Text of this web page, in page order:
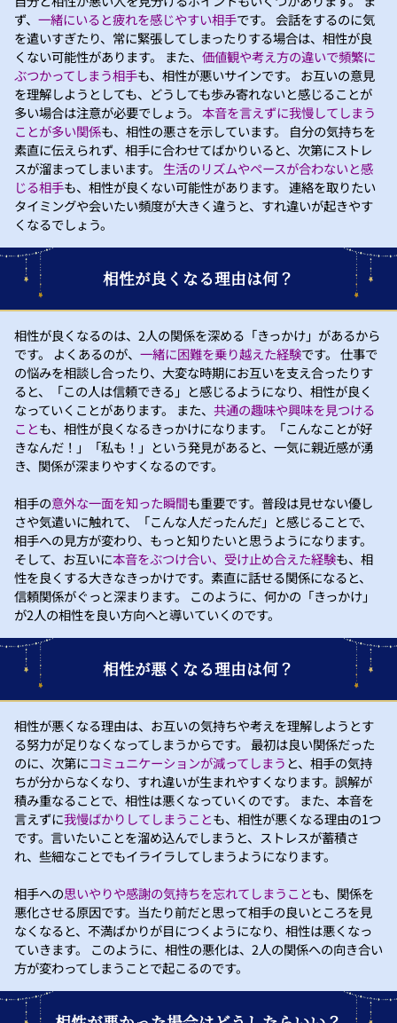
ず、 一緒にいると疲れを感じやすい相手です。 会話をするのに気
を遣いすぎたり、常に緊張してしまったりする場合は、相性が良
くない可能性があります。 また、 価値観や考え方の違いで頻繁に
ぶつかってしまう相手も、相性が悪いサインです。 お互いの意見
を理解しようとしても、どうしても歩み寄れないと感じることが
多い場合は注意が必要でしょう。 本音を言えずに我慢してしまう
ことが多い関係も、相性の悪さを示しています。 自分の気持ちを
素直に伝えられず、相手に合わせてばかりいると、次第にストレ
スが溜まってしまいます。 生活のリズムやペースが合わないと感
じる相手も、相性が良くない可能性があります。 連絡を取りたい
タイミングや会いたい頻度が大きく違うと、すれ違いが起きやす
くなるでしょう。
相性が良くなる理由は何？
相性が良くなるのは、2人の関係を深める「きっかけ」があるから
です。 よくあるのが、 一緒に困難を乗り越えた経験です。 仕事で
の悩みを相談し合ったり、大変な時期にお互いを支え合ったりす
ると、「この人は信頼できる」と感じるようになり、相性が良く
なっていくことがあります。 また、 共通の趣味や興味を見つける
ことも、相性が良くなるきっかけになります。「こんなことが好
きなんだ！」「私も！」という発見があると、一気に親近感が湧
き、関係が深まりやすくなるのです。
相手の意外な一面を知った瞬間も重要です。普段は見せない優し
さや気遣いに触れて、「こんな人だったんだ」と感じることで、
相手への見方が変わり、もっと知りたいと思うようになります。
そして、お互いに本音をぶつけ合い、受け止め合えた経験も、相
性を良くする大きなきっかけです。素直に話せる関係になると、
信頼関係がぐっと深まります。 このように、何かの「きっかけ」
が2人の相性を良い方向へと導いていくのです。
相性が悪くなる理由は何？
相性が悪くなる理由は、お互いの気持ちや考えを理解しようとす
る努力が足りなくなってしまうからです。 最初は良い関係だった
のに、次第にコミュニケーションが減ってしまう と、相手の気持
ちが分からなくなり、すれ違いが生まれやすくなります。誤解が
積み重なることで、相性は悪くなっていくのです。 また、本音を
言えずに我慢ばかりしてしまうことも、相性が悪くなる理由の1つ
です。言いたいことを溜め込んでしまうと、ストレスが蓄積さ
れ、些細なことでもイライラしてしまうようになります。
相手への思いやりや感謝の気持ちを忘れてしまうことも、関係を
悪化させる原因です。当たり前だと思って相手の良いところを見
なくなると、不満ばかりが目につくようになり、相性は悪くなっ
ていきます。 このように、相性の悪化は、2人の関係への向き合い
方が変わってしまうことで起こるのです。